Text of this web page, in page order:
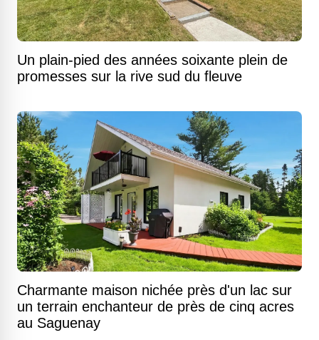
Un plain-pied des années soixante plein de
promesses sur la rive sud du fleuve
Charmante maison nichée près d'un lac sur
un terrain enchanteur de près de cinq acres
au Saguenay